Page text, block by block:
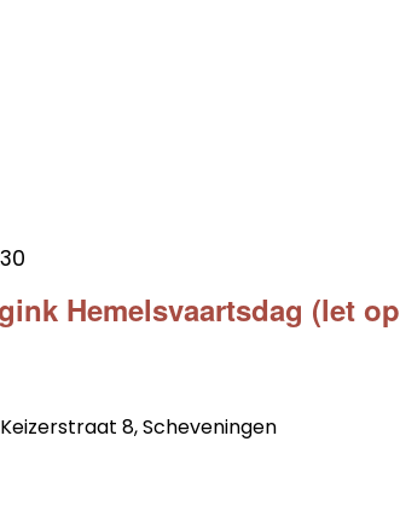
Hemelsvaartsdag (let op
Keizerstraat 8, Scheveningen